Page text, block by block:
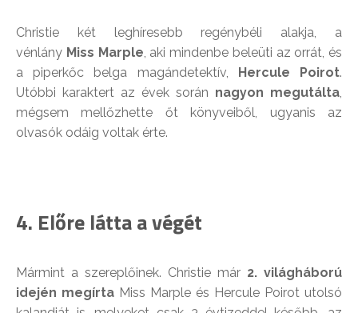
Christie két leghíresebb regénybéli alakja, a
vénlány Miss Marple, aki mindenbe beleüti az orrát, és
a piperkőc belga magándetektív,
Hercule Poirot.
Utóbbi karaktert az évek során nagyon megutálta,
mégsem mellőzhette őt könyveiből, ugyanis az
olvasók odáig voltak érte.
4. Előre látta a végét
Mármint a szereplőinek. Christie már 2. világháború
idején megírta Miss Marple és Hercule Poirot utolsó